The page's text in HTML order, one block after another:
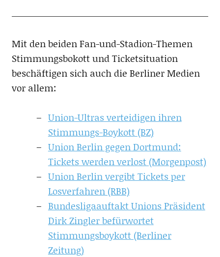
Mit den beiden Fan-und-Stadion-Themen
Stimmungsbokott und Ticketsituation
beschäftigen sich auch die Berliner Medien
vor allem:
Union-Ultras verteidigen ihren
Stimmungs-Boykott (BZ)
Union Berlin gegen Dortmund:
Tickets werden verlost (Morgenpost)
Union Berlin vergibt Tickets per
Losverfahren (RBB)
Bundesligaauftakt Unions Präsident
Dirk Zingler befürwortet
Stimmungsboykott (Berliner
Zeitung)